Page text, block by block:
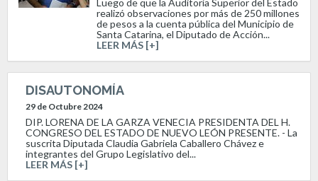
realizó observaciones por más de 250 millones
de pesos a la cuenta pública del Municipio de
Santa Catarina, el Diputado de Acción...
LEER MÁS [+]
DISAUTONOMÍA
29 de Octubre 2024
DIP. LORENA DE LA GARZA VENECIA PRESIDENTA DEL H.
CONGRESO DEL ESTADO DE NUEVO LEÓN PRESENTE. - La
suscrita Diputada Claudia Gabriela Caballero Chávez e
integrantes del Grupo Legislativo del...
LEER MÁS [+]